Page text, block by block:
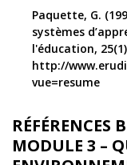
Paquette, G.
systèmes
l'éducation,
http://
vue=resume
RÉFÉRENCES
MODULE 3 –